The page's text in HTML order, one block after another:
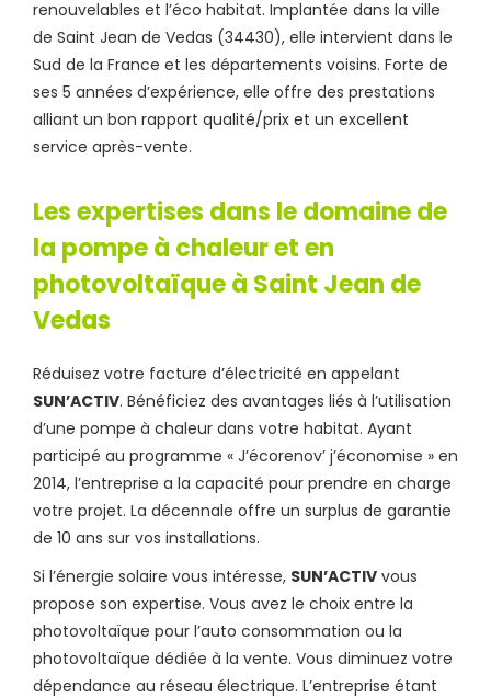
renouvelables et l’éco habitat. Implantée dans la ville
de Saint Jean de Vedas (34430), elle intervient dans le
Sud de la France et les départements voisins. Forte de
ses 5 années d’expérience, elle offre des prestations
alliant un bon rapport qualité/prix et un excellent
service après-vente.
Les expertises dans le domaine de
la pompe à chaleur et en
photovoltaïque à Saint Jean de
Vedas
Réduisez votre facture d’électricité en appelant
SUN’ACTIV. Bénéficiez des avantages liés à l’utilisation
d’une pompe à chaleur dans votre habitat. Ayant
participé au programme « J’écorenov’ j’économise » en
2014, l’entreprise a la capacité pour prendre en charge
votre projet. La décennale offre un surplus de garantie
de 10 ans sur vos installations.
Si l’énergie solaire vous intéresse, SUN’ACTIV vous
propose son expertise. Vous avez le choix entre la
photovoltaïque pour l’auto consommation ou la
photovoltaïque dédiée à la vente. Vous diminuez votre
dépendance au réseau électrique. L’entreprise étant